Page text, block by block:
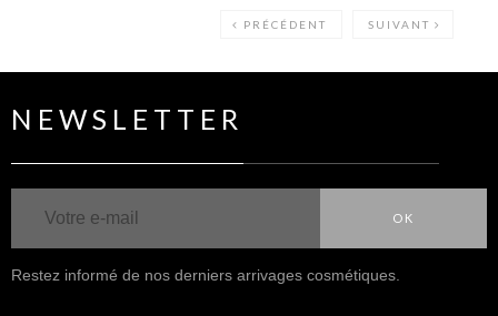
PRÉCÉDENT SUIVANT
NEWSLETTER
OK
Restez informé de nos derniers arrivages cosmétiques.